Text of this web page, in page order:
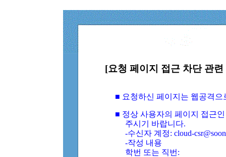
[요청 페이지 접근 차단 관
■ 요청하신 페이지는 웹공격
■ 정상 사용자의 페이지 접근
주시기 바랍니다.
-수신자 계정: cloud-
-작성 내용
학번 또는 직번: